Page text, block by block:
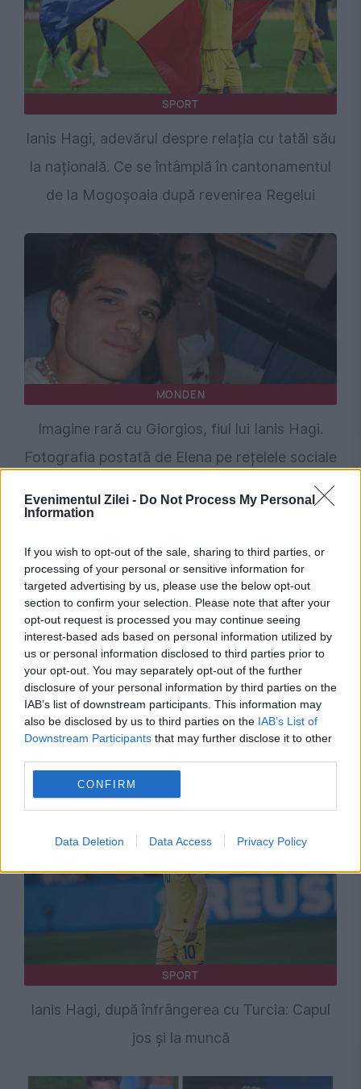
Evenimentul Zilei - Do Not Process My Personal
Information
If you wish to opt-out of the sale, sharing to third parties, or
processing of your personal or sensitive information for
targeted advertising by us, please use the below opt-out
section to confirm your selection. Please note that after your
opt-out request is processed you may continue seeing
interest-based ads based on personal information utilized by
us or personal information disclosed to third parties prior to
your opt-out. You may separately opt-out of the further
disclosure of your personal information by third parties on the
IAB’s list of downstream participants. This information may
also be disclosed by us to third parties on the IAB’s List of
Downstream Participants that may further disclose it to other
CONFIRM
Data Deletion Data Access Privacy Policy
SPORT
Ianis Hagi, adevărul despre relația cu tatăl său
la națională. Ce se întâmplă în cantonamentul
de la Mogoșoaia după revenirea Regelui
MONDEN
Imagine rară cu Giorgios, fiul lui Ianis Hagi.
Fotografia postată de Elena pe rețelele sociale
POLITICA
PSD cere activarea mecanismului european
de urgență pentru energie și susține
menținerea centralelor pe cărbune. Critici la
adresa lui Bolojan
SPORT
Ianis Hagi, după înfrângerea cu Turcia: Capul
jos și la muncă